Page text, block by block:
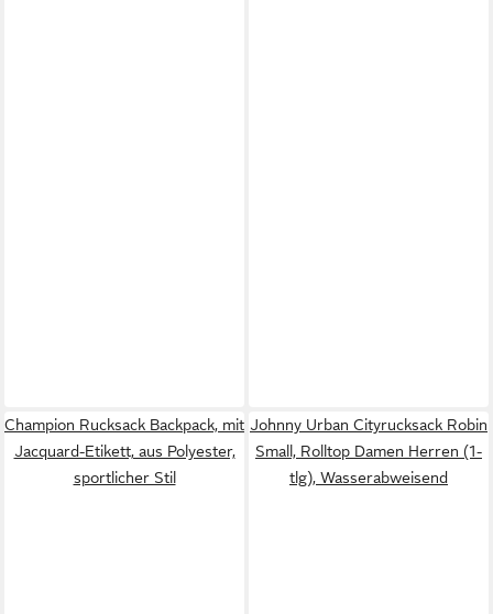
Champion Rucksack Backpack, mit
Jacquard-Etikett, aus Polyester,
sportlicher Stil
Johnny Urban Cityrucksack Robin
Small, Rolltop Damen Herren (1-
tlg), Wasserabweisend